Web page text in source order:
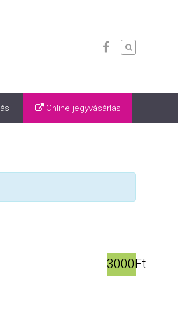
Online jegyvásárlás
3000Ft